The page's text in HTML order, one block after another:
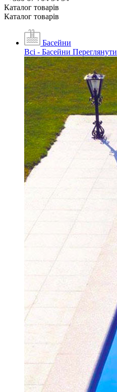
Каталог товарiв
Каталог товарiв
Басейни
Всі - Басейни Переглянути